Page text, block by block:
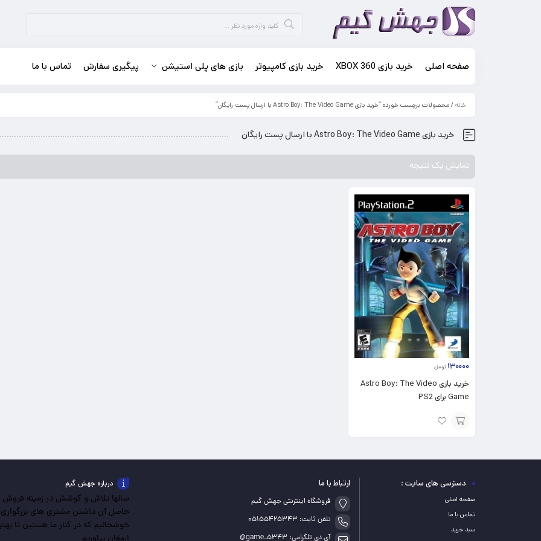
صفحه اصلی خرید بازی XBOX 360 خرید بازی کامپیوتر بازی های پلی استیشن پیگیری سفارش تماس با ما
خانه / محصولات برچسب خورده “خرید بازی Astro Boy: The Video Game با ارسال پست رایگان”
خرید بازی Astro Boy: The Video Game با ارسال پست رایگان
نمایش یک نتیجه
۱۳۰۰۰۰ تومان
خرید بازی Astro Boy: The Video
Game برای PS2
به
دسترسی های سایت :
صفحه اصلی
تماس با ما
سبد خرید
ارتباط با ما
فروشگاه اینترنتی جهش گیم
تلفن ثابت: 05155425343
آی دی تلگرامی: game_5343@
درباره جهش گیم
سالها تلاش و کوشش در زمینه فروش
حاصل آن داشتن مشتری های
خوشحالیم که در کنار ما هستین تا